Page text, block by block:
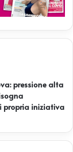
pressione alta
propria iniziativa